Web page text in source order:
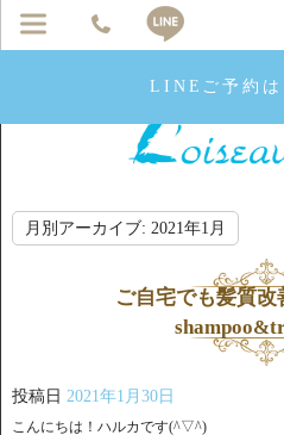
LINEご予約は
月別アーカイブ: 2021年1月
ご自宅でも髪質
投稿日 2021年1月30日
こんにちは！ハルカです(^▽^)